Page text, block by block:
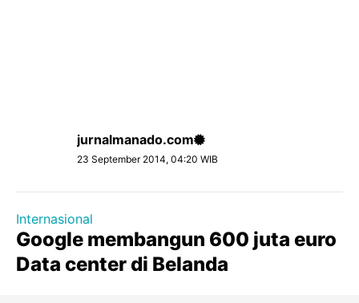
jurnalmanado.com
23 September 2014, 04:20 WIB
Internasional
Google membangun 600 juta euro
Data center di Belanda